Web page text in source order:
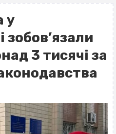
у
зобов’язали
3 тисячі за